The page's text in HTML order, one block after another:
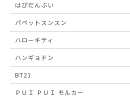
はぴだんぶい
パペットスンスン
ハローキティ
ハンギョドン
BT21
ＰＵＩ ＰＵＩ モルカー